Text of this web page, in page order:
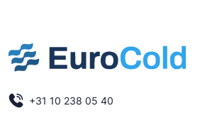
+31 10 238 05 40